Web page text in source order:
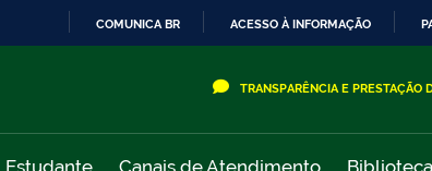
COMUNICA BR ACESSO À INFORMAÇÃO
TRANSPARÊNCIA E PRESTAÇÃO
Estudante Canais de Atendimento Biblioteca